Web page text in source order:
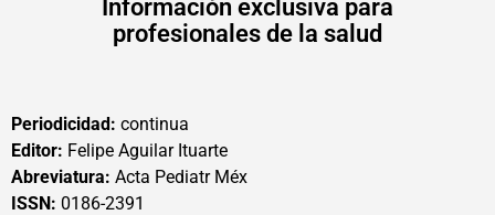
Información exclusiva para
profesionales de la salud
Periodicidad: continua
Editor: Felipe Aguilar Ituarte
Abreviatura: Acta Pediatr Méx
ISSN: 0186-2391